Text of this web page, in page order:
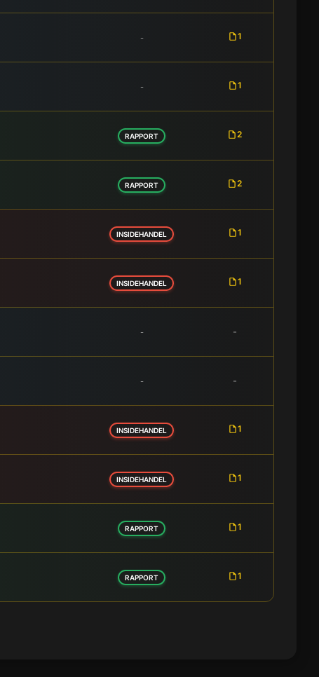
- 1
- 1
RAPPORT 2
RAPPORT 2
INSIDEHANDEL 1
INSIDEHANDEL 1
- -
- -
INSIDEHANDEL 1
INSIDEHANDEL 1
RAPPORT 1
RAPPORT 1